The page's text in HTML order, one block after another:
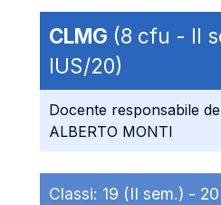
CLMG (8 cfu - II
IUS/20)
Docente responsabile
ALBERTO MONTI
Classi: 19 (II sem.) -